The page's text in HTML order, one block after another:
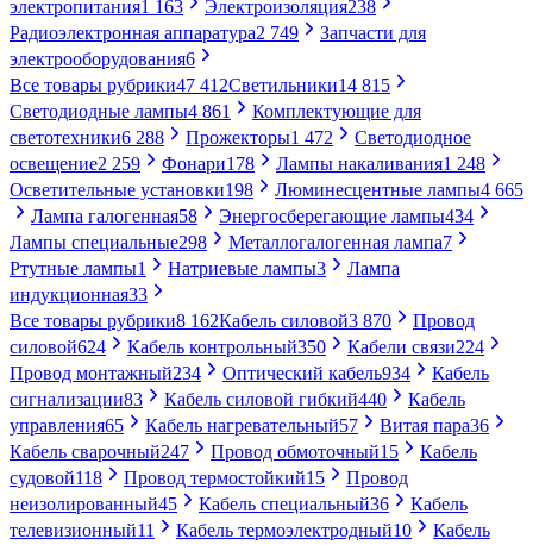
электропитания1 163 Электроизоляция238
Радиоэлектронная аппаратура2 749
Запчасти для
электрооборудования6
Все товары рубрики47 412Светильники14 815
Светодиодные лампы4 861
Комплектующие для
светотехники6 288 Прожекторы1 472
Светодиодное
освещение2 259 Фонари178 Лампы накаливания1 248
Осветительные установки198 Люминесцентные лампы4 665
Лампа галогенная58 Энергосберегающие лампы434
Лампы специальные298 Металлогалогенная лампа7
Ртутные лампы1 Натриевые лампы3
Лампа
индукционная33
Все товары рубрики8 162Кабель силовой3 870
Провод
силовой624 Кабель контрольный350 Кабели связи224
Провод монтажный234 Оптический кабель934
Кабель
сигнализации83 Кабель силовой гибкий440
Кабель
управления65 Кабель нагревательный57 Витая пара36
Кабель сварочный247 Провод обмоточный15
Кабель
судовой118 Провод термостойкий15
Провод
неизолированный45 Кабель специальный36
Кабель
телевизионный11 Кабель термоэлектродный10
Кабель